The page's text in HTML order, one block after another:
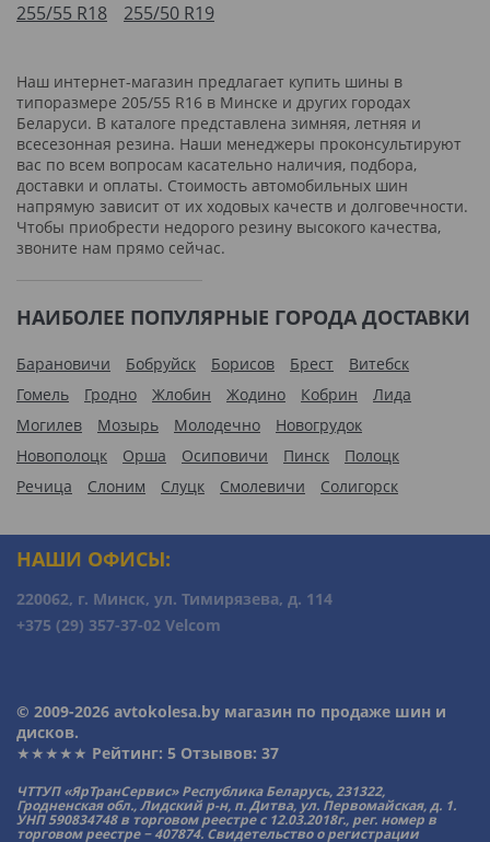
255/55 R18
255/50 R19
Наш интернет-магазин предлагает купить шины в
типоразмере 205/55 R16 в Минске и других городах
Беларуси. В каталоге представлена зимняя, летняя и
всесезонная резина. Наши менеджеры проконсультируют
вас по всем вопросам касательно наличия, подбора,
доставки и оплаты. Стоимость автомобильных шин
напрямую зависит от их ходовых качеств и долговечности.
Чтобы приобрести недорого резину высокого качества,
звоните нам прямо сейчас.
НАИБОЛЕЕ ПОПУЛЯРНЫЕ ГОРОДА ДОСТАВКИ
Барановичи Бобруйск Борисов Брест
Витебск
Гомель
Гродно Жлобин Жодино Кобрин
Лида
Могилев
Мозырь Молодечно
Новогрудок
Новополоцк
Орша Осиповичи Пинск
Полоцк
Речица
Слоним Слуцк Смолевичи Солигорск
НАШИ ОФИСЫ:
220062, г. Минск, ул. Тимирязева, д. 114
+375 (29) 357-37-02 Velcom
© 2009-2026 avtokolesa.by магазин по продаже шин и
дисков.
★★★★★ Рейтинг: 5 Отзывов: 37
ЧТТУП «ЯрТранСервис» Республика Беларусь, 231322,
Гродненская обл., Лидский р-н, п. Дитва, ул. Первомайская, д. 1.
УНП 590834748 в торговом реестре с 12.03.2018г., рег. номер в
торговом реестре − 407874. Свидетельство о регистрации